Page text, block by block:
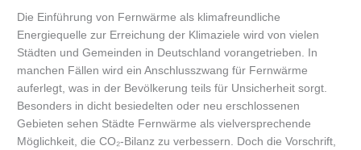
Die Einführung von Fernwärme als klimafreundliche
Energiequelle zur Erreichung der Klimaziele wird von vielen
Städten und Gemeinden in Deutschland vorangetrieben. In
manchen Fällen wird ein Anschlusszwang für Fernwärme
auferlegt, was in der Bevölkerung teils für Unsicherheit sorgt.
Besonders in dicht besiedelten oder neu erschlossenen
Gebieten sehen Städte Fernwärme als vielversprechende
Möglichkeit, die CO₂-Bilanz zu verbessern. Doch die Vorschrift,